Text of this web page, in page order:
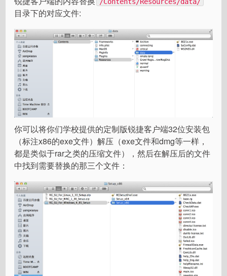
目录下的对应文件:
你可以将你们学校提供的定制版锐捷客户端32位安装包
（标注x86的exe文件）解压（exe文件和dmg等一样，
都是类似于rar之类的压缩文件），然后在解压后的文件
中找到需要替换的那三个文件：